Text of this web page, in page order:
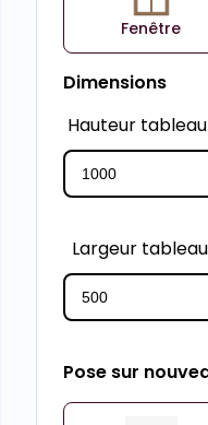
Fenêtre
Dimensions
Hauteur
Largeur
Pose sur